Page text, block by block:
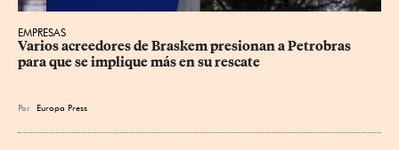
EMPRESAS
Varios acreedores de Braskem presionan a Petrobras
para que se implique más en su rescate
Por Europa Press